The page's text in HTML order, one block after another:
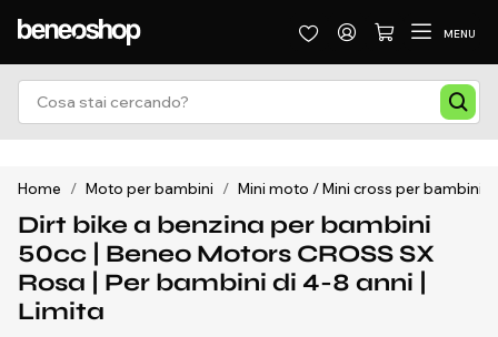
MENU
Home / Moto per bambini / Mini moto / Mini cross per bambini
Dirt bike a benzina per bambini
50cc | Beneo Motors CROSS SX
Rosa | Per bambini di 4-8 anni |
Limita